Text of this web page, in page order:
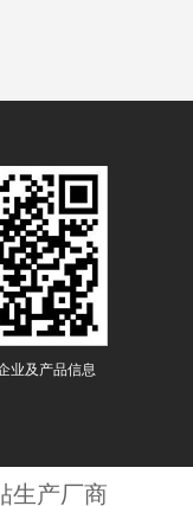
业及产品信息
生产厂商